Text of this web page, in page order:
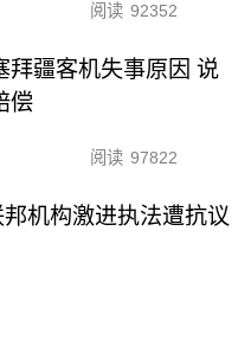
阅读 92352
拜疆客机失事原因 说
偿
阅读 97822
机构激进执法遭抗议